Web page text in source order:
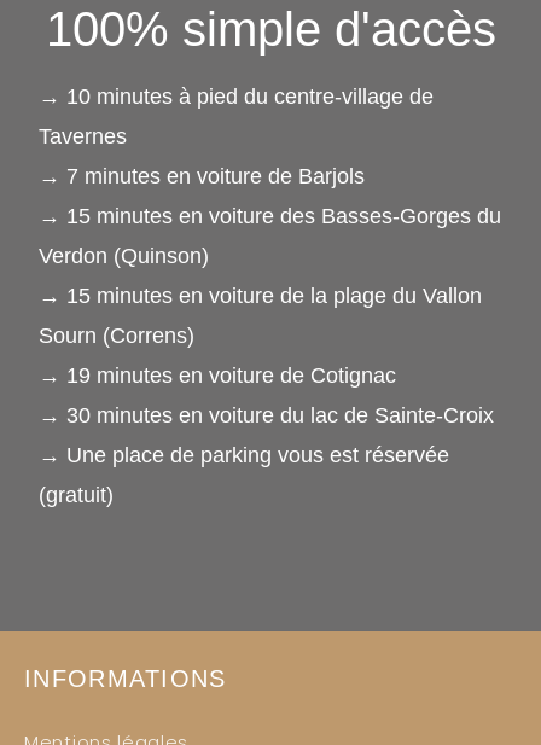
100% simple d'accès
→ 10 minutes à pied du centre-village de
Tavernes
→ 7 minutes en voiture de Barjols
→ 15 minutes en voiture des Basses-Gorges du
Verdon (Quinson)
→ 15 minutes en voiture de la plage du Vallon
Sourn (Correns)
→ 19 minutes en voiture de Cotignac
→ 30 minutes en voiture du lac de Sainte-Croix
→ Une place de parking vous est réservée
(gratuit)
INFORMATIONS